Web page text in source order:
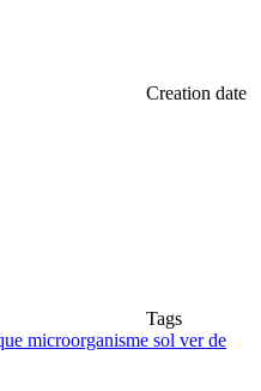
Creation date
Tags
microorganisme sol ver de